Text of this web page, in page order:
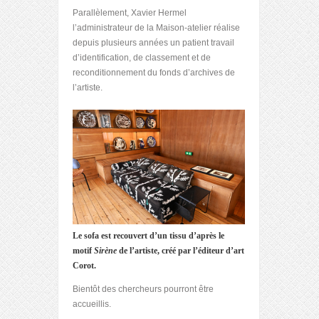
Parallèlement, Xavier Hermel
l’administrateur de la Maison-atelier réalise
depuis plusieurs années un patient travail
d’identification, de classement et de
reconditionnement du fonds d’archives de
l’artiste.
Le sofa est recouvert d’un tissu d’après le
motif Sirène de l’artiste, créé par l’éditeur d’art
Corot.
Bientôt des chercheurs pourront être
accueillis.